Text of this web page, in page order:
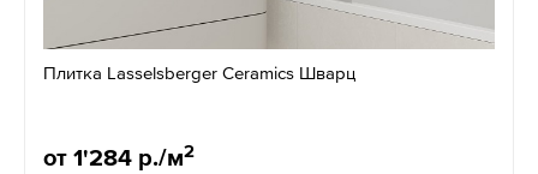
Плитка Lasselsberger Ceramics Шварц
от 1'284 р./м2